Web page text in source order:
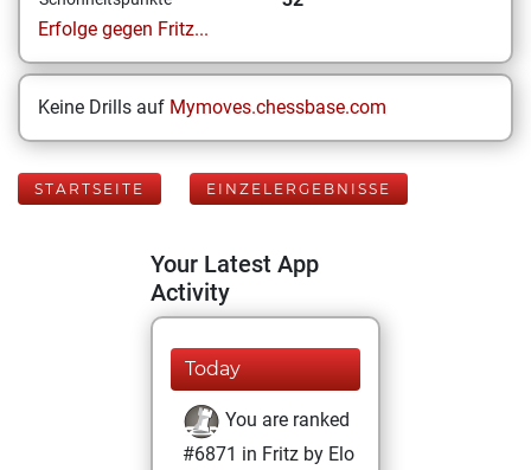
Erfolge gegen Fritz...
Keine Drills auf Mymoves.chessbase.com
STARTSEITE EINZELERGEBNISSE
Your Latest App
Activity
Today
You are ranked
#6871 in Fritz by Elo